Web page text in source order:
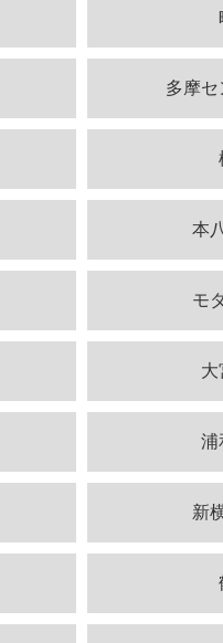
多摩
本
モ
大
浦
新